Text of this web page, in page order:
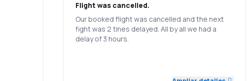
Flight was cancelled.
Our booked flight was cancelled and the next
fight was 2 tines delayed. All by all we had a
delay of 3 hours.